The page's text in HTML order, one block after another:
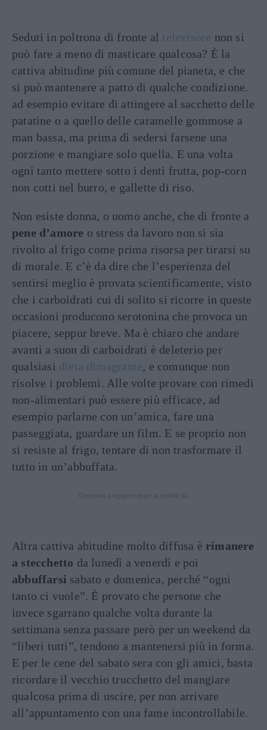
Seduti in poltrona di fronte al televisore non si
può fare a meno di masticare qualcosa? È la
cattiva abitudine più comune del pianeta, e che
si può mantenere a patto di qualche condizione.
ad esempio evitare di attingere al sacchetto delle
patatine o a quello delle caramelle gommose a
man bassa, ma prima di sedersi farsene una
porzione e mangiare solo quella. E una volta
ogni tanto mettere sotto i denti frutta, pop-corn
non cotti nel burro, e gallette di riso.
Non esiste donna, o uomo anche, che di fronte a
pene d’amore o stress da lavoro non si sia
rivolto al frigo come prima risorsa per tirarsi su
di morale. E c’è da dire che l’esperienza del
sentirsi meglio è provata scientificamente, visto
che i carboidrati cui di solito si ricorre in queste
occasioni producono serotonina che provoca un
piacere, seppur breve. Ma è chiaro che andare
avanti a suon di carboidrati è deleterio per
qualsiasi dieta dimagrante, e comunque non
risolve i problemi. Alle volte provare con rimedi
non-alimentari può essere più efficace, ad
esempio parlarne con un’amica, fare una
passeggiata, guardare un film. E se proprio non
si resiste al frigo, tentare di non trasformare il
tutto in un’abbuffata.
Altra cattiva abitudine molto diffusa è rimanere
a stecchetto da lunedì a venerdì e poi
abbuffarsi sabato e domenica, perché “ogni
tanto ci vuole”. È provato che persone che
invece sgarrano qualche volta durante la
settimana senza passare però per un weekend da
“liberi tutti”, tendono a mantenersi più in forma.
E per le cene del sabato sera con gli amici, basta
ricordare il vecchio trucchetto del mangiare
qualcosa prima di uscire, per non arrivare
all’appuntamento con una fame incontrollabile.